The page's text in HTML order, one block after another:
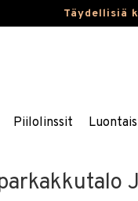
Täydellisiä
Piilolinssit